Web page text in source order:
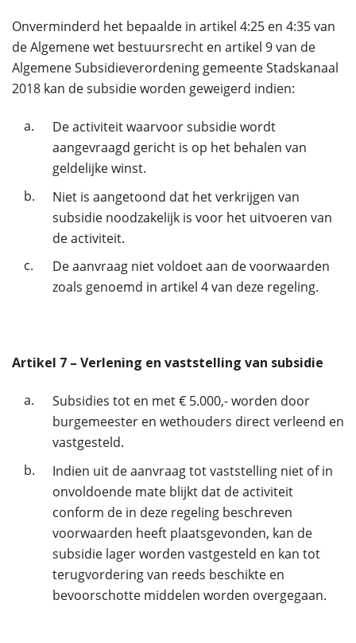
Onverminderd het bepaalde in artikel 4:25 en 4:35 van
de Algemene wet bestuursrecht en artikel 9 van de
Algemene Subsidieverordening gemeente Stadskanaal
2018 kan de subsidie worden geweigerd indien:
a.
De activiteit waarvoor subsidie wordt
aangevraagd gericht is op het behalen van
geldelijke winst.
b.
Niet is aangetoond dat het verkrijgen van
subsidie noodzakelijk is voor het uitvoeren van
de activiteit.
c.
De aanvraag niet voldoet aan de voorwaarden
zoals genoemd in artikel 4 van deze regeling.
Artikel 7 – Verlening en vaststelling van subsidie
a.
Subsidies tot en met € 5.000,- worden door
burgemeester en wethouders direct verleend en
vastgesteld.
b.
Indien uit de aanvraag tot vaststelling niet of in
onvoldoende mate blijkt dat de activiteit
conform de in deze regeling beschreven
voorwaarden heeft plaatsgevonden, kan de
subsidie lager worden vastgesteld en kan tot
terugvordering van reeds beschikte en
bevoorschotte middelen worden overgegaan.